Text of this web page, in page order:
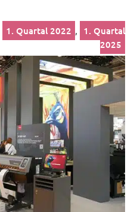
1. Quartal 2022 , 1. Quartal
2025